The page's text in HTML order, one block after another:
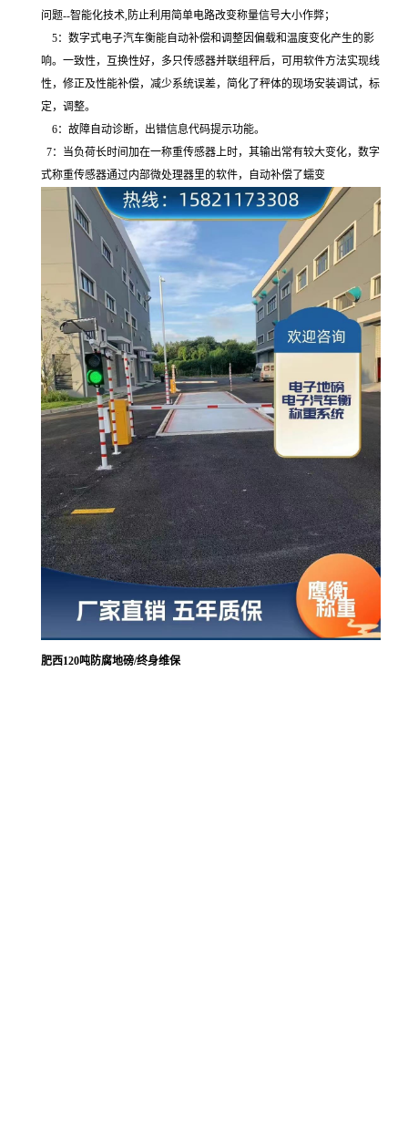
问题--智能化技术 防止利用简单电路改变称量信号大小作弊；
5：数字式电子汽车衡能自动补偿和调整因偏载和温度变化产生的影
响。一致性，互换性好，多只传感器并联组秤后，可用软件方法实现线
性，修正及性能补偿，减少系统误差，简化了秤体的现场安装调试，标
定，调整。
6： 故障自动诊断，出错信息代码提示功能。
7： 当负荷长时间加在一称重传感器上时，其输出常有较大变化，数字
式称重传感器通过内部微处理器里的软件，自动补偿了蠕变
肥西120吨防腐地磅/终身维保